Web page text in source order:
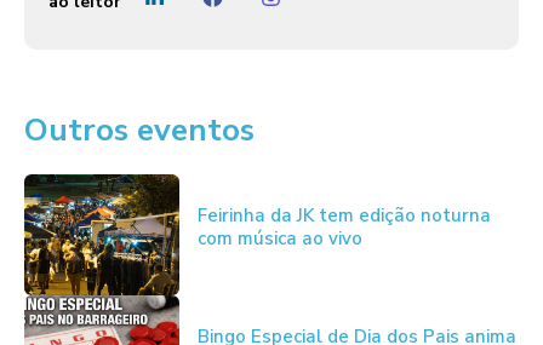
Outros eventos
Feirinha da JK tem edição noturna
com música ao vivo
Bingo Especial de Dia dos Pais anima